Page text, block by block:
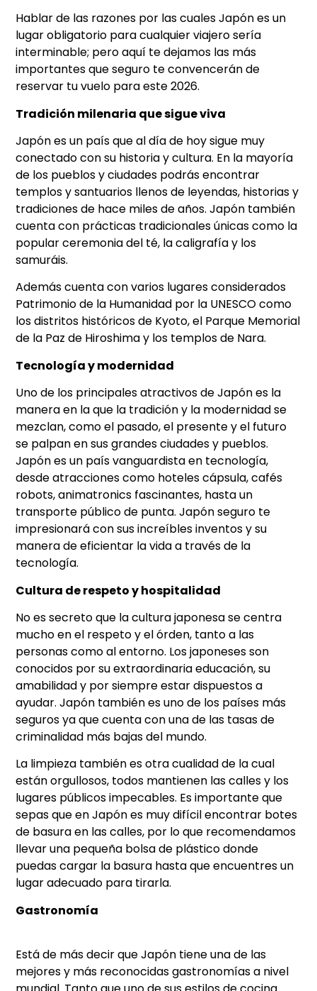
Hablar de las razones por las cuales Japón es un
lugar obligatorio para cualquier viajero sería
interminable; pero aquí te dejamos las más
importantes que seguro te convencerán de
reservar tu vuelo para este 2026.
Tradición milenaria que sigue viva
Japón es un país que al día de hoy sigue muy
conectado con su historia y cultura. En la mayoría
de los pueblos y ciudades podrás encontrar
templos y santuarios llenos de leyendas, historias y
tradiciones de hace miles de años. Japón también
cuenta con prácticas tradicionales únicas como la
popular ceremonia del té, la caligrafía y los
samuráis.
Además cuenta con varios lugares considerados
Patrimonio de la Humanidad por la UNESCO como
los distritos históricos de Kyoto, el Parque Memorial
de la Paz de Hiroshima y los templos de Nara.
Tecnología y modernidad
Uno de los principales atractivos de Japón es la
manera en la que la tradición y la modernidad se
mezclan, como el pasado, el presente y el futuro
se palpan en sus grandes ciudades y pueblos.
Japón es un país vanguardista en tecnología,
desde atracciones como hoteles cápsula, cafés
robots, animatronics fascinantes, hasta un
transporte público de punta. Japón seguro te
impresionará con sus increíbles inventos y su
manera de eficientar la vida a través de la
tecnología.
Cultura de respeto y hospitalidad
No es secreto que la cultura japonesa se centra
mucho en el respeto y el órden, tanto a las
personas como al entorno. Los japoneses son
conocidos por su extraordinaria educación, su
amabilidad y por siempre estar dispuestos a
ayudar. Japón también es uno de los países más
seguros ya que cuenta con una de las tasas de
criminalidad más bajas del mundo.
La limpieza también es otra cualidad de la cual
están orgullosos, todos mantienen las calles y los
lugares públicos impecables. Es importante que
sepas que en Japón es muy difícil encontrar botes
de basura en las calles, por lo que recomendamos
llevar una pequeña bolsa de plástico donde
puedas cargar la basura hasta que encuentres un
lugar adecuado para tirarla.
Gastronomía
Está de más decir que Japón tiene una de las
mejores y más reconocidas gastronomías a nivel